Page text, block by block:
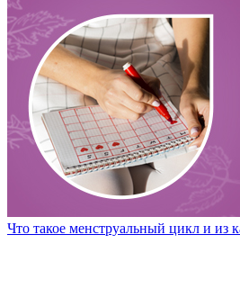
Что такое менструальный цикл и из